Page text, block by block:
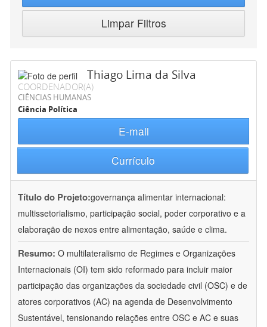
Limpar Filtros
Thiago Lima da Silva
COORDENADOR(A)
CIÊNCIAS HUMANAS
Ciência Política
E-mail
Currículo
Título do Projeto:governança alimentar internacional:
multissetorialismo, participação social, poder corporativo e a
elaboração de nexos entre alimentação, saúde e clima.
Resumo: O multilateralismo de Regimes e Organizações
Internacionais (OI) tem sido reformado para incluir maior
participação das organizações da sociedade civil (OSC) e de
atores corporativos (AC) na agenda de Desenvolvimento
Sustentável, tensionando relações entre OSC e AC e suas